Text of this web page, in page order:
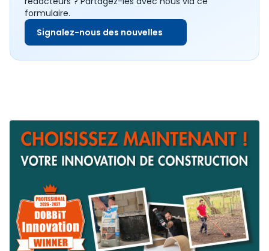
formulaire.
Signalez-nous des nouvelles